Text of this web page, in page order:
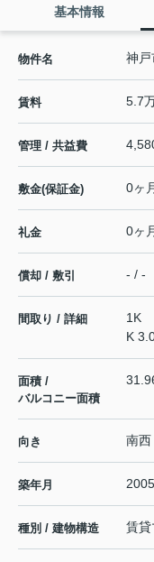
基本情報
物件名 神戸
賃料 5.7
管理 / 共益費
敷金(保証金) 0ヶ
礼金 0ヶ
償却 / 敷引 - / -
間取り / 詳細
1K
K
面積 /
バルコニー面積
向き 南西
築年月
種別 / 建物構造 賃貸